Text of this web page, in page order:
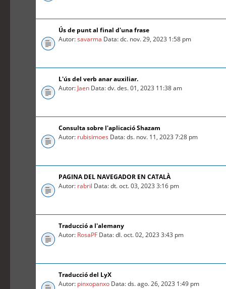
Ús de punt al final d'una frase
Autor:savarma Data: dc. nov. 29, 2023 1:58 pm
L'ús del verb anar auxiliar.
Autor: Jaen Data: dv. des. 01, 2023 11:38 am
Consulta sobre l'aplicació Shazam
Autor: rubisimoes Data: ds. nov. 11, 2023 7:28 pm
PAGINA DEL NAVEGADOR EN CATALÀ
Autor: rabril Data: dt. oct. 03, 2023 3:16 pm
Traducció a l'alemany
Autor: RosaPF Data: dl. oct. 02, 2023 3:43 pm
Traducció del LyX
Autor: pinxopanxo Data: ds. ago. 26, 2023 1:49 pm